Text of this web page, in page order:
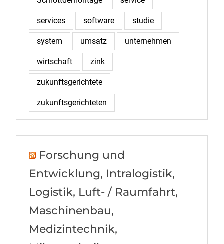
services software studie
system umsatz unternehmen
wirtschaft zink
zukunftsgerichtete
zukunftsgerichteten
Forschung und
Entwicklung, Intralogistik,
Logistik, Luft- / Raumfahrt,
Maschinenbau,
Medizintechnik,